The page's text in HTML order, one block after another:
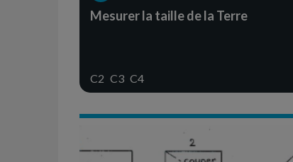
Mesurer la taille de la Terre
C2 C3 C4